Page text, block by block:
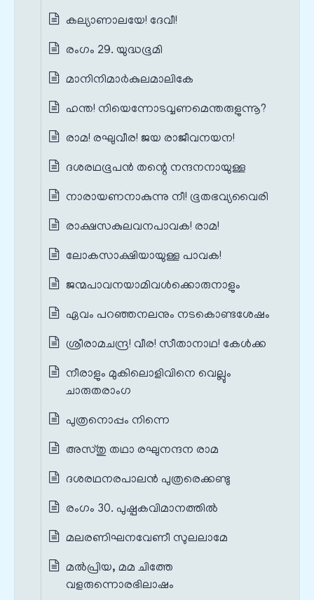
കല്യാണാലയേ! ദേവീ!
രംഗം 29. യുദ്ധഭൂമി
മാനിനിമാർകുലമാലികേ
ഹന്ത! നിയെന്നോടവ്വണമെന്തരുളുന്നൂ?
രാമ! രഘുവീര! ജയ രാജീവനയന!
ദശരഥഭൂപൻ തന്റെ നന്ദനനായുള്ള
നാരായണനാകുന്നു നീ! ഭൂതഭവ്യവൈരി
രാക്ഷസകുലവനപാവക! രാമ!
ലോകസാക്ഷിയായുള്ള പാവക!
ജന്മപാവനയാമിവൾക്കൊരുനാളും
ഏവം പറഞ്ഞനലനും നടകൊണ്ടശേഷം
ശ്രീരാമചന്ദ്ര! വീര! സീതാനാഥ! കേൾക്ക
നീരാളും മുകിലൊളിവിനെ വെല്ലും
ചാരുതരാംഗ
പുത്രനൊപ്പം നിന്നെ
അസ്തു തഥാ രഘുനന്ദന രാമ
ദശരഥനരപാലൻ പുത്രരെക്കണ്ടു
രംഗം 30. പുഷ്പകവിമാനത്തിൽ
മലരണിഘനവേണീ സുലലാമേ
മൽപ്രിയ, മമ ചിത്തേ
വളരുന്നൊരഭിലാഷം